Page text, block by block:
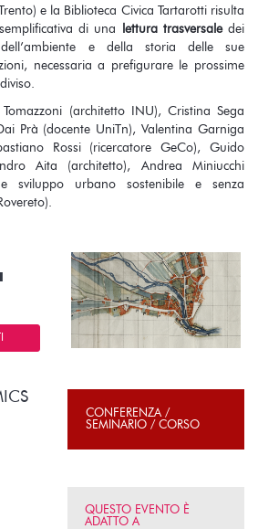
e la Biblioteca Civica Tartarotti risulta
di una
lettura trasversale dei
e della storia delle sue
necessaria a prefigurare le prossime
(architetto INU), Cristina Sega
Prà (docente UniTn), Valentina Garniga
Rossi (ricercatore GeCo), Guido
Aita (architetto), Andrea Miniucchi
sviluppo urbano sostenibile e senza
CONFERENZA /
SEMINARIO / CORSO
QUESTO EVENTO È
ADATTO A